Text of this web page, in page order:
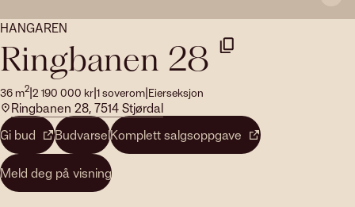
HANGAREN
Ringbanen 28
36 m2|2 190 000 kr|1soverom|Eierseksjon
Ringbanen 28, 7514 Stjørdal
Gi bud
BudvarselKomplett salgsoppgave
Meld deg på visning